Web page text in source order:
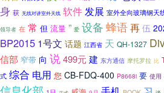
身 获 无线对讲室外天线 软件 发展 室外全向玻璃钢天
领导者 在 常 但 流量 ” 爱 设备 蜂语再 伍
BP2015 1号文 话题 江西省 天 QH-1327
信部 窄带 向 说499元建 东方通信 摩托罗拉 比
式 综合 电用 您 CB-FDQ-400 P8668i 要 使用